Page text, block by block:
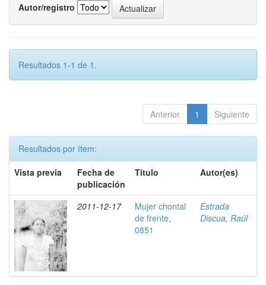
Autor/registro
Resultados 1-1 de 1.
Anterior 1 Siguiente
Resultados por ítem:
Vista previa
Fecha de
publicación
Título Autor(es)
2011-12-17
Mujer chontal
de frente,
0851
Estrada
Discua, Raúl